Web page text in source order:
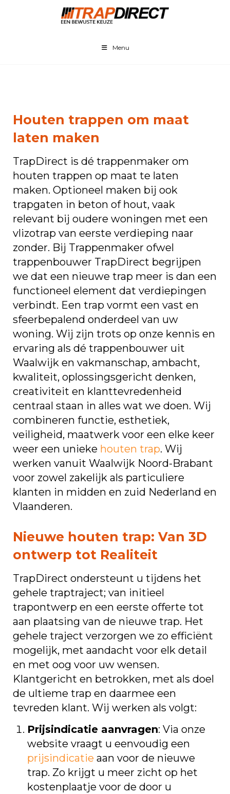
Menu
Houten trappen om maat
laten maken
TrapDirect is dé trappenmaker om
houten trappen op maat te laten
maken. Optioneel maken bij ook
trapgaten in beton of hout, vaak
relevant bij oudere woningen met een
vlizotrap van eerste verdieping naar
zonder. Bij Trappenmaker ofwel
trappenbouwer TrapDirect begrijpen
we dat een nieuwe trap meer is dan een
functioneel element dat verdiepingen
verbindt. Een trap vormt een vast en
sfeerbepalend onderdeel van uw
woning. Wij zijn trots op onze kennis en
ervaring als dé trappenbouwer uit
Waalwijk en vakmanschap, ambacht,
kwaliteit, oplossingsgericht denken,
creativiteit en klanttevredenheid
centraal staan in alles wat we doen. Wij
combineren functie, esthetiek,
veiligheid, maatwerk voor een elke keer
weer een unieke houten trap. Wij
werken vanuit Waalwijk Noord-Brabant
voor zowel zakelijk als particuliere
klanten in midden en zuid Nederland en
Vlaanderen.
Nieuwe houten trap: Van 3D
ontwerp tot Realiteit
TrapDirect ondersteunt u tijdens het
gehele traptraject; van initieel
trapontwerp en een eerste offerte tot
aan plaatsing van de nieuwe trap. Het
gehele traject verzorgen we zo efficiënt
mogelijk, met aandacht voor elk detail
en met oog voor uw wensen.
Klantgericht en betrokken, met als doel
de ultieme trap en daarmee een
tevreden klant. Wij werken als volgt:
Prijsindicatie aanvragen: Via onze
website vraagt u eenvoudig een
prijsindicatie aan voor de nieuwe
trap. Zo krijgt u meer zicht op het
kostenplaatje voor de door u